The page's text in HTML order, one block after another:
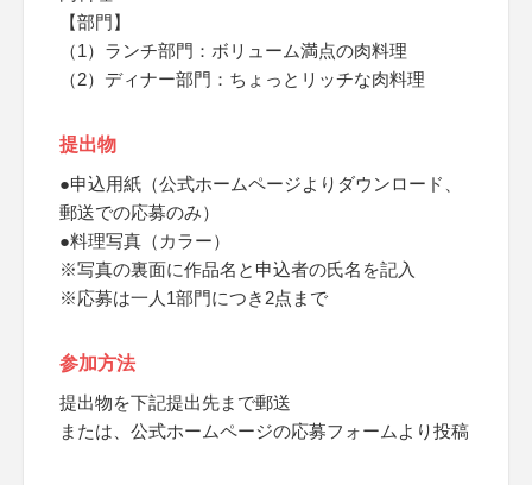
【部門】
（1）ランチ部門：ボリューム満点の肉料理
（2）ディナー部門：ちょっとリッチな肉料理
提出物
●申込用紙（公式ホームページよりダウンロード、
郵送での応募のみ）
●料理写真（カラー）
※写真の裏面に作品名と申込者の氏名を記入
※応募は一人1部門につき2点まで
参加方法
提出物を下記提出先まで郵送
または、公式ホームページの応募フォームより投稿